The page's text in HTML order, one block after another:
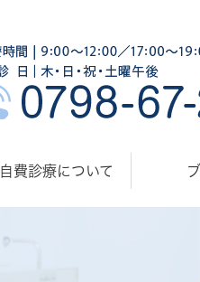
自費診療について